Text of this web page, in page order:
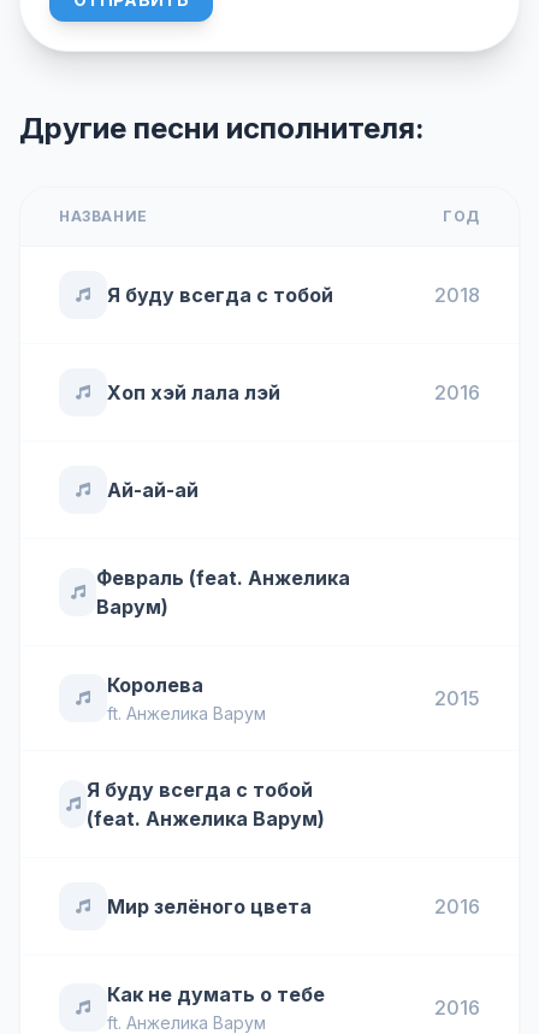
Другие песни исполнителя:
НАЗВАНИЕ ГОД
Я буду всегда с тобой 2018
Хоп хэй лала лэй 2016
Ай-ай-ай
Февраль (feat. Анжелика
Варум)
Королева
ft. Анжелика Варум
2015
Я буду всегда с тобой
(feat. Анжелика Варум)
Мир зелёного цвета 2016
Как не думать о тебе
ft. Анжелика Варум
2016